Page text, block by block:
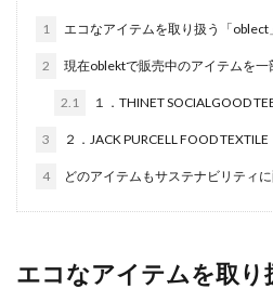
1 エコなアイテムを取り扱う「oblect」
2 現在oblektで販売中のアイテムを一
2.1 １．THINET SOCIALGOOD
3 ２．JACK PURCELL FOOD TEXTILE
4 どのアイテムもサステナビリティ
エコなアイテムを取り